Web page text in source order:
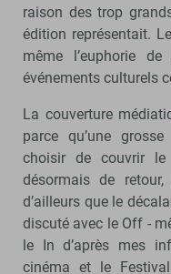
raison des trop
édition représentait.
même l’euphorie
événements culturels
La couverture
parce qu’une
choisir de couvrir
désormais de retour,
d’ailleurs que le
discuté avec le Off -
le In d’après mes
cinéma et le